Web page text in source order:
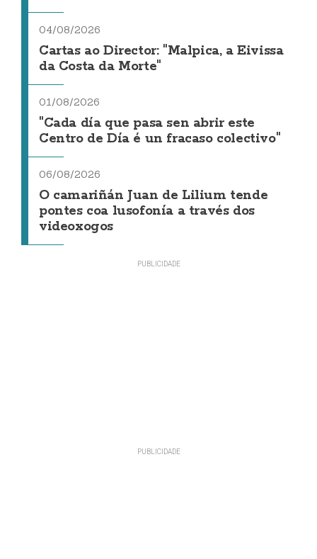
04/08/2026
Cartas ao Director: "Malpica, a Eivissa
da Costa da Morte"
01/08/2026
"Cada día que pasa sen abrir este
Centro de Día é un fracaso colectivo"
06/08/2026
O camariñán Juan de Lilium tende
pontes coa lusofonía a través dos
videoxogos